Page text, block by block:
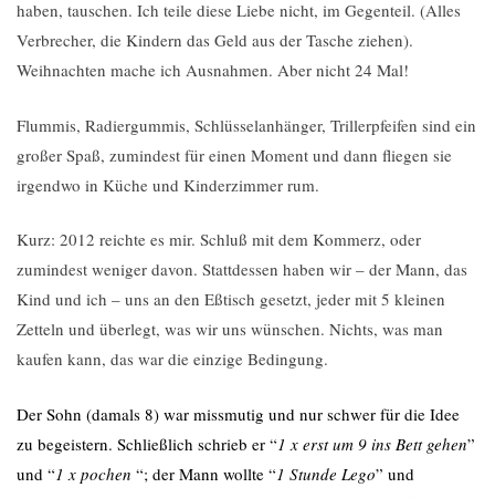
haben, tauschen. Ich teile diese Liebe nicht, im Gegenteil. (Alles
Verbrecher, die Kindern das Geld aus der Tasche ziehen).
Weihnachten mache ich Ausnahmen. Aber nicht 24 Mal!
Flummis, Radiergummis, Schlüsselanhänger, Trillerpfeifen sind ein
großer Spaß, zumindest für einen Moment und dann fliegen sie
irgendwo in Küche und Kinderzimmer rum.
Kurz: 2012 reichte es mir. Schluß mit dem Kommerz, oder
zumindest weniger davon. Stattdessen haben wir – der Mann, das
Kind und ich – uns an den Eßtisch gesetzt, jeder mit 5 kleinen
Zetteln und überlegt, was wir uns wünschen. Nichts, was man
kaufen kann, das war die einzige Bedingung.
Der Sohn (damals 8) war missmutig und nur schwer für die Idee
zu begeistern. Schließlich schrieb er “1 x erst um 9 ins Bett gehen”
und “1 x pochen “; der Mann wollte “1 Stunde Lego” und